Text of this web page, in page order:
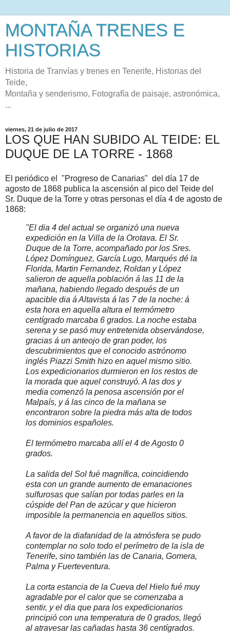
MONTAÑA TRENES E
HISTORIAS
Historia de Tranvías y trenes en Tenerife, Historias del
Teide,
Montaña y senderismo, Fotografía de paisaje, astronómica,
...
viernes, 21 de julio de 2017
LOS QUE HAN SUBIDO AL TEIDE: EL
DUQUE DE LA TORRE - 1868
El periódico el "Progreso de Canarias" del día 17 de
agosto de 1868 publica la ascensión al pico del Teide del
Sr. Duque de la Torre y otras personas el día 4 de agosto de
1868:
"El dia 4 del actual se organizó una nueva
expedición en la Villa de la Orotava. El Sr.
Duque de la Torre, acompañado por los Sres.
López Domínguez, García Lugo, Marqués dé la
Florida, Martin Fernandez, Roldan y López
salieron de aquella población á las 11 de la
mañana, habiendo llegado después de un
apacible dia á Altavista á las 7 de la noche: á
esta hora en aquella altura el termómetro
centígrado marcaba 6 grados. La noche estaba
serena y se pasó muy entretenida observándose,
gracias á un anteojo de gran poder, los
descubrimientos que el conocido astrónomo
inglés Piazzi Smith hizo en aquel mismo sitio.
Los expedicionarios durmieron en los restos de
la morada que aquel construyó. A las dos y
media comenzó la penosa ascensión por el
Malpaís, y á las cinco de la mañana se
encontraron sobre la piedra más alta de todos
los dominios españoles.
El termómetro marcaba allí el 4 de Agosto 0
grados.
La salida del Sol fué magnífica, coincidiendo
esta con un grande aumento de emanaciones
sulfurosas que salían por todas parles en la
cúspide del Pan de azúcar y que hicieron
imposible la permanencia en aquellos sitios.
A favor de la diafanidad de la atmósfera se pudo
contemplar no solo todo el perímetro de la isla de
Tenerife, sino también las de Canaria, Gomera,
Palma y Fuerteventura.
La corta estancia de la Cueva del Hielo fué muy
agradable por el calor que se comenzaba a
sentir, y el dia que para los expedicionarios
principió con una temperatura de 0 grados, llegó
al atravesar las cañadas hasta 36 centígrados.